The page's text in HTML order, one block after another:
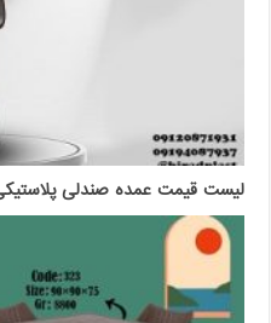
لیست قیمت عمده صندلی